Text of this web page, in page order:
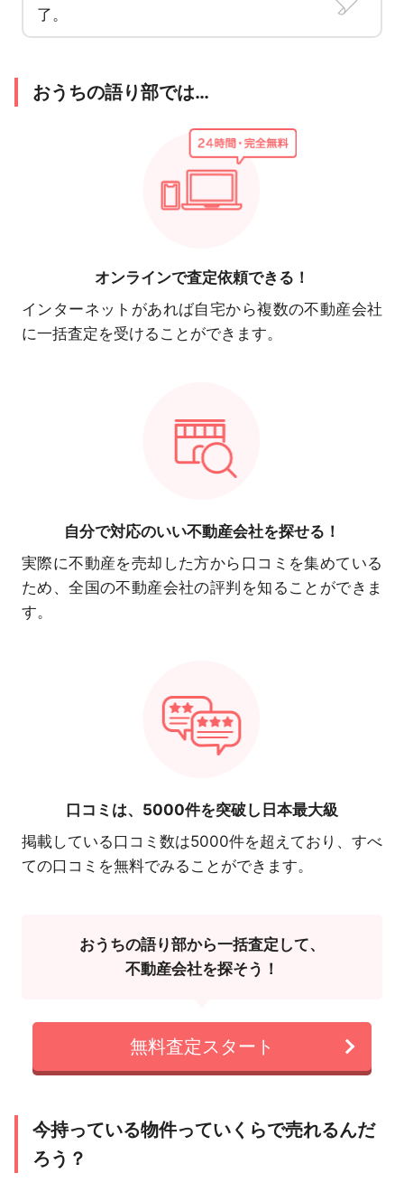
了。
おうちの語り部では…
オンラインで査定依頼できる！
インターネットがあれば自宅から複数の不動産会社
に一括査定を受けることができます。
自分で対応のいい不動産会社を探せる！
実際に不動産を売却した方から口コミを集めている
ため、全国の不動産会社の評判を知ることができま
す。
口コミは、 5000件を突破し日本最大級
掲載している口コミ数は5000件を超えており、すべ
ての口コミを無料でみることができます。
おうちの語り部から一括査定して、
不動産会社を探そう！
無料査定スタート
今持っている物件っていくらで売れるんだ
ろう？